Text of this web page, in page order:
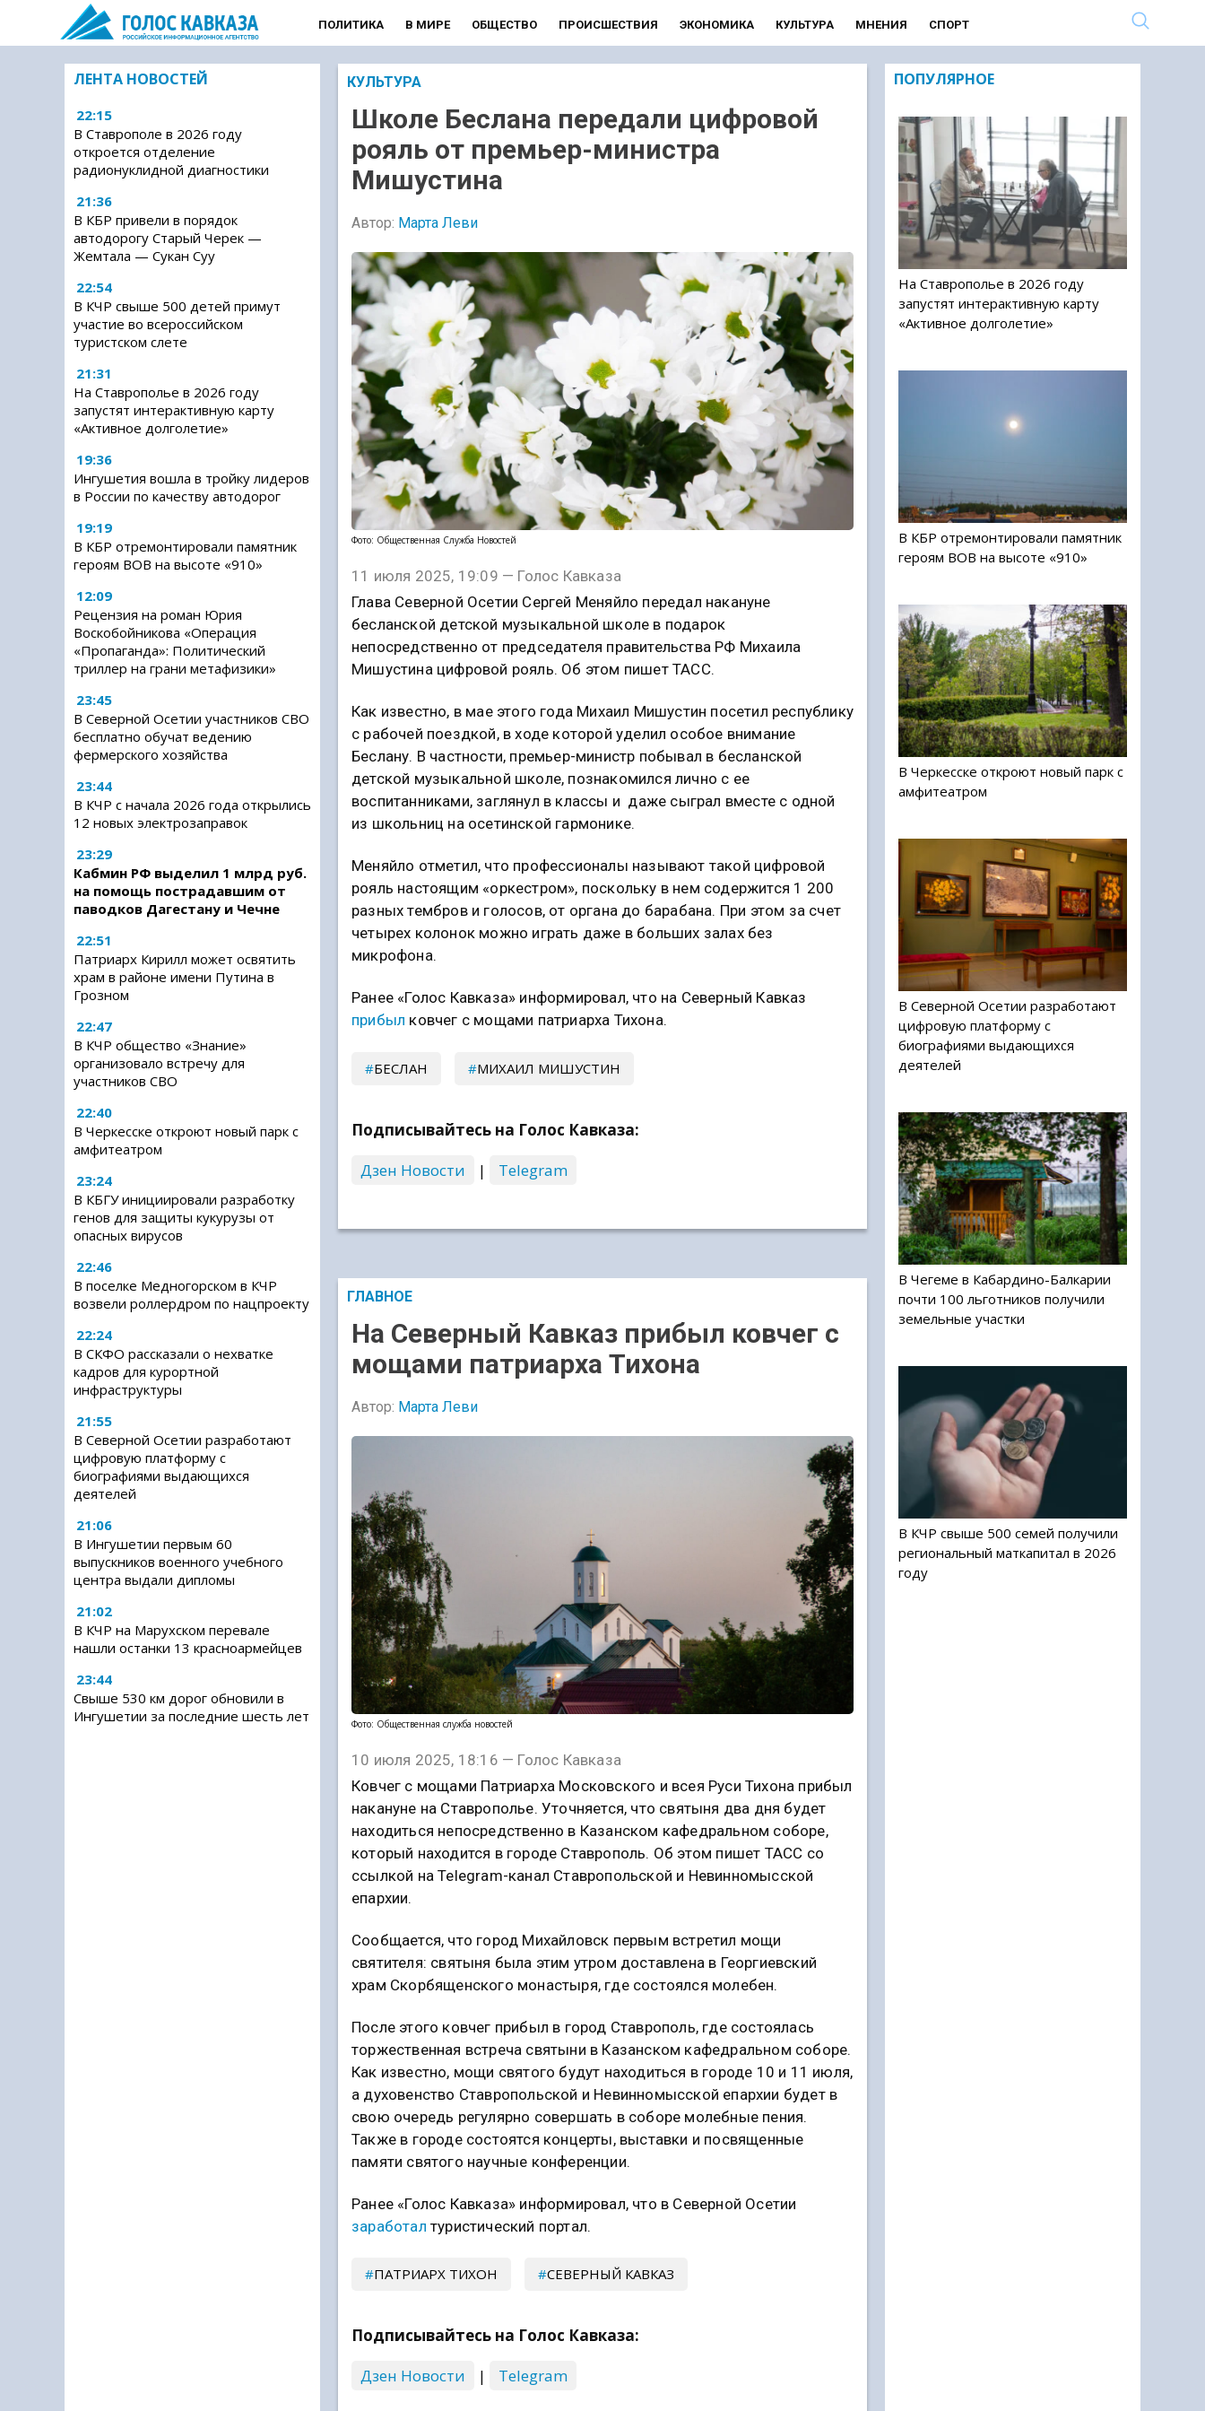
ПОЛИТИКА В МИРЕ ОБЩЕСТВО ПРОИСШЕСТВИЯ ЭКОНОМИКА КУЛЬТУРА МНЕНИЯ СПОРТ
ЛЕНТА НОВОСТЕЙ
22:15
В Ставрополе в 2026 году
откроется отделение
радионуклидной диагностики
21:36
В КБР привели в порядок
автодорогу Старый Черек —
Жемтала — Сукан Суу
22:54
В КЧР свыше 500 детей примут
участие во всероссийском
туристском слете
21:31
На Ставрополье в 2026 году
запустят интерактивную карту
«Активное долголетие»
19:36
Ингушетия вошла в тройку лидеров
в России по качеству автодорог
19:19
В КБР отремонтировали памятник
героям ВОВ на высоте «910»
12:09
Рецензия на роман Юрия
Воскобойникова «Операция
«Пропаганда»: Политический
триллер на грани метафизики»
23:45
В Северной Осетии участников СВО
бесплатно обучат ведению
фермерского хозяйства
23:44
В КЧР с начала 2026 года открылись
12 новых электрозаправок
23:29
Кабмин РФ выделил 1 млрд руб.
на помощь пострадавшим от
паводков Дагестану и Чечне
22:51
Патриарх Кирилл может освятить
храм в районе имени Путина в
Грозном
22:47
В КЧР общество «Знание»
организовало встречу для
участников СВО
22:40
В Черкесске откроют новый парк с
амфитеатром
23:24
В КБГУ инициировали разработку
генов для защиты кукурузы от
опасных вирусов
22:46
В поселке Медногорском в КЧР
возвели роллердром по нацпроекту
22:24
В СКФО рассказали о нехватке
кадров для курортной
инфраструктуры
21:55
В Северной Осетии разработают
цифровую платформу с
биографиями выдающихся
деятелей
21:06
В Ингушетии первым 60
выпускников военного учебного
центра выдали дипломы
21:02
В КЧР на Марухском перевале
нашли останки 13 красноармейцев
23:44
Свыше 530 км дорог обновили в
Ингушетии за последние шесть лет
КУЛЬТУРА
Школе Беслана передали цифровой
рояль от премьер-министра
Мишустина
Автор: Марта Леви
Фото: Общественная Служба Новостей
11 июля 2025, 19:09 — Голос Кавказа
Глава Северной Осетии Сергей Меняйло передал накануне
бесланской детской музыкальной школе в подарок
непосредственно от председателя правительства РФ Михаила
Мишустина цифровой рояль. Об этом пишет ТАСС.
Как известно, в мае этого года Михаил Мишустин посетил республику
с рабочей поездкой, в ходе которой уделил особое внимание
Беслану. В частности, премьер-министр побывал в бесланской
детской музыкальной школе, познакомился лично с ее
воспитанниками, заглянул в классы и даже сыграл вместе с одной
из школьниц на осетинской гармонике.
Меняйло отметил, что профессионалы называют такой цифровой
рояль настоящим «оркестром», поскольку в нем содержится 1 200
разных тембров и голосов, от органа до барабана. При этом за счет
четырех колонок можно играть даже в больших залах без
микрофона.
Ранее «Голос Кавказа» информировал, что на Северный Кавказ
прибыл ковчег с мощами патриарха Тихона.
БЕСЛАН МИХАИЛ МИШУСТИН
Подписывайтесь на Голос Кавказа:
Дзен Новости
| Telegram
ГЛАВНОЕ
На Северный Кавказ прибыл ковчег с
мощами патриарха Тихона
Автор: Марта Леви
Фото: Общественная служба новостей
10 июля 2025, 18:16 — Голос Кавказа
Ковчег с мощами Патриарха Московского и всея Руси Тихона прибыл
накануне на Ставрополье. Уточняется, что святыня два дня будет
находиться непосредственно в Казанском кафедральном соборе,
который находится в городе Ставрополь. Об этом пишет ТАСС со
ссылкой на Telegram-канал Ставропольской и Невинномысской
епархии.
Сообщается, что город Михайловск первым встретил мощи
святителя: святыня была этим утром доставлена в Георгиевский
храм Скорбященского монастыря, где состоялся молебен.
После этого ковчег прибыл в город Ставрополь, где состоялась
торжественная встреча святыни в Казанском кафедральном соборе.
Как известно, мощи святого будут находиться в городе 10 и 11 июля,
а духовенство Ставропольской и Невинномысской епархии будет в
свою очередь регулярно совершать в соборе молебные пения.
Также в городе состоятся концерты, выставки и посвященные
памяти святого научные конференции.
Ранее «Голос Кавказа» информировал, что в Северной Осетии
заработал туристический портал.
ПАТРИАРХ ТИХОН СЕВЕРНЫЙ КАВКАЗ
Подписывайтесь на Голос Кавказа:
Дзен Новости
| Telegram
ПОПУЛЯРНОЕ
На Ставрополье в 2026 году
запустят интерактивную карту
«Активное долголетие»
В КБР отремонтировали памятник
героям ВОВ на высоте «910»
В Черкесске откроют новый парк с
амфитеатром
В Северной Осетии разработают
цифровую платформу с
биографиями выдающихся
деятелей
В Чегеме в Кабардино-Балкарии
почти 100 льготников получили
земельные участки
В КЧР свыше 500 семей получили
региональный маткапитал в 2026
году